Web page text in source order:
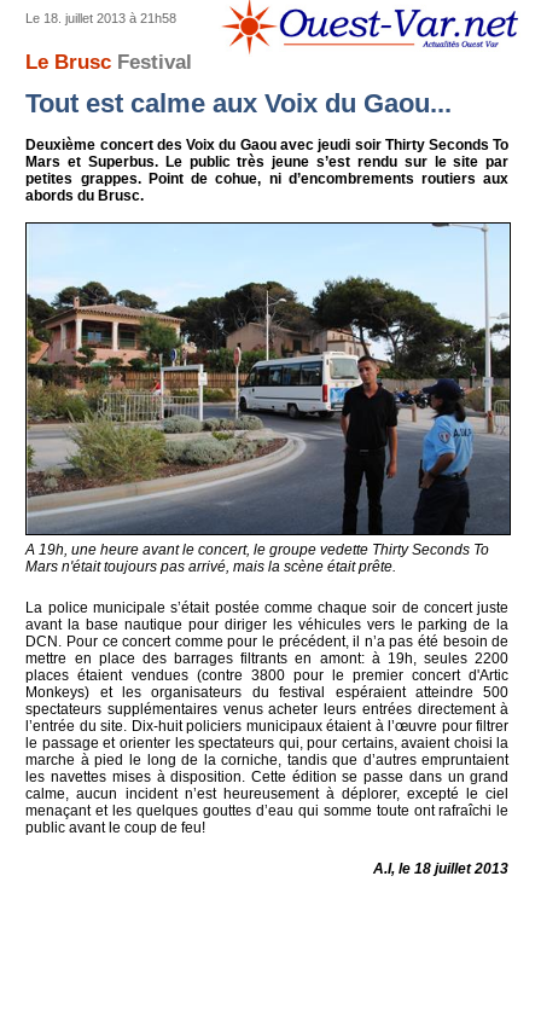
Le 18. juillet 2013 à 21h58
Le Brusc Festival
Tout est calme aux Voix du Gaou...
Deuxième concert des Voix du Gaou avec jeudi soir Thirty Seconds To
Mars et Superbus. Le public très jeune s’est rendu sur le site par
petites grappes. Point de cohue, ni d’encombrements routiers aux
abords du Brusc.
A 19h, une heure avant le concert, le groupe vedette Thirty Seconds To
Mars n'était toujours pas arrivé, mais la scène était prête.
La police municipale s’était postée comme chaque soir de concert juste
avant la base nautique pour diriger les véhicules vers le parking de la
DCN. Pour ce concert comme pour le précédent, il n’a pas été besoin de
mettre en place des barrages filtrants en amont: à 19h, seules 2200
places étaient vendues (contre 3800 pour le premier concert d'Artic
Monkeys) et les organisateurs du festival espéraient atteindre 500
spectateurs supplémentaires venus acheter leurs entrées directement à
l’entrée du site. Dix-huit policiers municipaux étaient à l’œuvre pour filtrer
le passage et orienter les spectateurs qui, pour certains, avaient choisi la
marche à pied le long de la corniche, tandis que d’autres empruntaient
les navettes mises à disposition. Cette édition se passe dans un grand
calme, aucun incident n’est heureusement à déplorer, excepté le ciel
menaçant et les quelques gouttes d’eau qui somme toute ont rafraîchi le
public avant le coup de feu!
A.I, le 18 juillet 2013